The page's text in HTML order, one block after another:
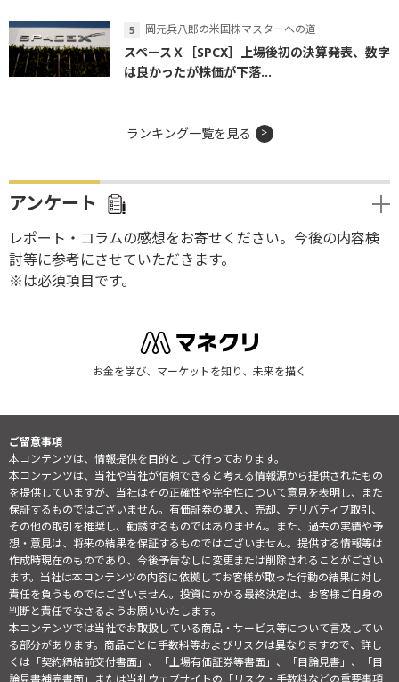
岡元兵八郎の米国株マスターへの道
スペースＸ［SPCX］上場後初の決算発表、数字
は良かったが株価が下落...
ランキング一覧を見る
アンケート
レポート・コラムの感想をお寄せください。今後の内容検
討等に参考にさせていただきます。
※は必須項目です。
お金を学び、マーケットを知り、未来を描く
ご留意事項
本コンテンツは、情報提供を目的として行っております。
本コンテンツは、当社や当社が信頼できると考える情報源から提供されたもの
を提供していますが、当社はその正確性や完全性について意見を表明し、また
保証するものではございません。有価証券の購入、売却、デリバティブ取引、
その他の取引を推奨し、勧誘するものではありません。また、過去の実績や予
想・意見は、将来の結果を保証するものではございません。提供する情報等は
作成時現在のものであり、今後予告なしに変更または削除されることがござい
ます。当社は本コンテンツの内容に依拠してお客様が取った行動の結果に対し
責任を負うものではございません。投資にかかる最終決定は、お客様ご自身の
判断と責任でなさるようお願いいたします。
本コンテンツでは当社でお取扱している商品・サービス等について言及してい
る部分があります。商品ごとに手数料等およびリスクは異なりますので、詳し
くは「契約締結前交付書面」、「上場有価証券等書面」、「目論見書」、「目
論見書補完書面」または当社ウェブサイトの「リスク・手数料などの重要事項